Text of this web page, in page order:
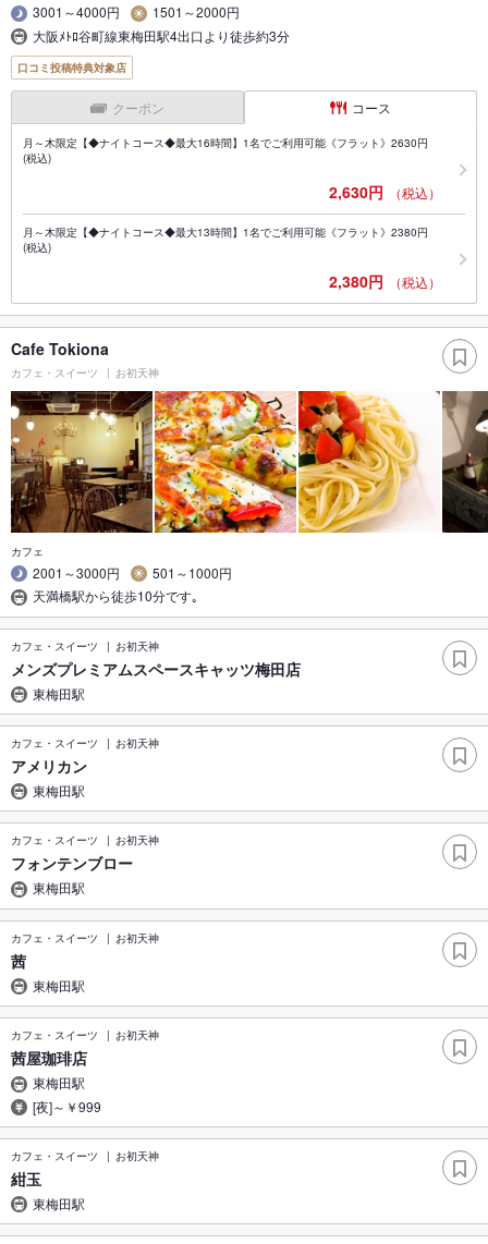
3001～4000円
1501～2000円
大阪ﾒﾄﾛ谷町線東梅田駅4出口より徒歩約3分
口コミ投稿特典対象店
クーポン コース
月～木限定【◆ナイトコース◆最大16時間】1名でご利用可能《フラット》2630円
(税込)
2,630円 （税込）
月～木限定【◆ナイトコース◆最大13時間】1名でご利用可能《フラット》2380円
(税込)
2,380円 （税込）
Cafe Tokiona
カフェ・スイーツ お初天神
カフェ
2001～3000円
501～1000円
天満橋駅から徒歩10分です｡
カフェ・スイーツ お初天神
メンズプレミアムスペースキャッツ梅田店
東梅田駅
カフェ・スイーツ お初天神
アメリカン
東梅田駅
カフェ・スイーツ お初天神
フォンテンブロー
東梅田駅
カフェ・スイーツ お初天神
茜
東梅田駅
カフェ・スイーツ お初天神
茜屋珈琲店
東梅田駅
[夜]～￥999
カフェ・スイーツ お初天神
紺玉
東梅田駅